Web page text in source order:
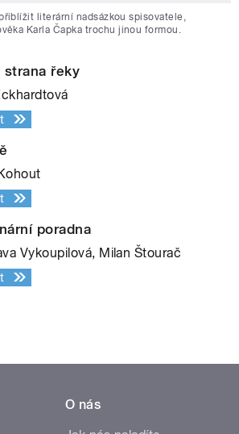
literární nadsázkou spisovatele,
Karla Čapka trochu jinou formou.
strana řeky
poradna
Vykoupilová, Milan Štourač
O nás